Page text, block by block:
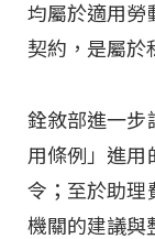
均屬於適用勞
契約，是屬於
銓敘部進一步
用條例」進用
令；至於助理
機關的建議與